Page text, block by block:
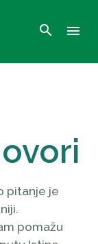
search menu
pitanje je
pomažu